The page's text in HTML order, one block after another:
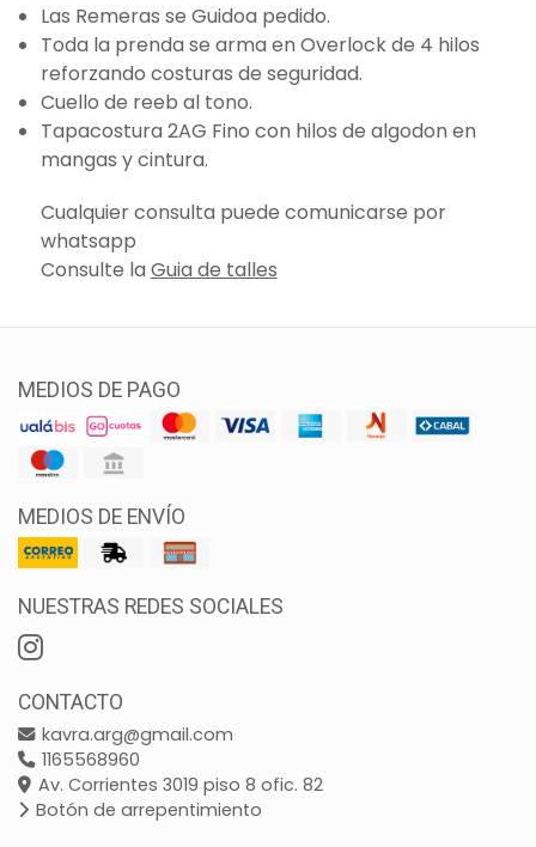
Las Remeras se Guidoa pedido.
Toda la prenda se arma en Overlock de 4 hilos
reforzando costuras de seguridad.
Cuello de reeb al tono.
Tapacostura 2AG Fino con hilos de algodon en
mangas y cintura.
Cualquier consulta puede comunicarse por
whatsapp
Consulte la Guia de talles
MEDIOS DE PAGO
MEDIOS DE ENVÍO
NUESTRAS REDES SOCIALES
CONTACTO
kavra.arg@gmail.com
1165568960
Av. Corrientes 3019 piso 8 ofic. 82
Botón de arrepentimiento